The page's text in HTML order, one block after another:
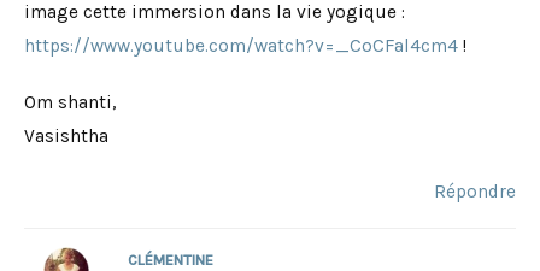
image cette immersion dans la vie yogique :
https://www.youtube.com/watch?v=_CoCFal4cm4 !
Om shanti,
Vasishtha
Répondre
CLÉMENTINE